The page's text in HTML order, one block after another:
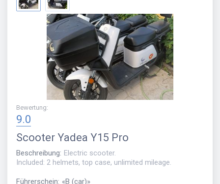
Bewertung:
9.0
Scooter Yadea Y15 Pro
Beschreibung: Electric scooter.
Included: 2 helmets, top case, unlimited mileage.
Führerschein: «B (car)»